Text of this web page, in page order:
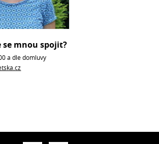
se mnou spojit?
a dle domluvy